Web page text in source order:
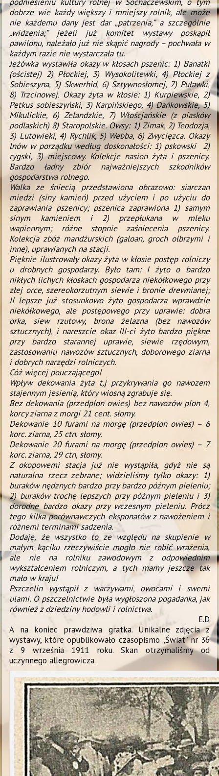
dobrze wie każdy większy i mniejszy rolnik, ale może
nie każdemu dany jest dar „patrzenia,”a szczególnie
„widzenia;” jeżeli już komitet wystawy poskąpił
pawilonu, należało już nie skąpić nagrody – pochwała w
każdym razie nie wystarczała tu.
Jeżówka wystawiła okazy w kłosach pszenic: 1) Banatki
(ościstej) 2) Pło­ckiej, 3) Wysokolitewki, 4) Płockiej z
Sobieszyna, 5) Skwerhid, 6) Sztywnosło­mej, 7) Puławki,
8) Trzcinowej. Okazy żyta w kłosie: 1) Kurpiewskie, 2)
Petkus sobieszyński, 3) Karpińskiego, 4) Dańkowskie, 5)
Mikulickie, 6) Zelandzkie, 7) Włoścjańskie (z piasków
podlaskich) 8) Staropolskie. Owsy: 1) Zimak, 2) Teodozja,
3) Lutowieki, 4) Rychlik, 5) Webba, 6) Zwycięzca. Okazy
lnów w porząd­ku według doskonałości: 1) pskowski 2)
rygski, 3) miejscowy. Kolekcje nasion żyta i pszenicy.
Bardzo ładny zbiór najważniejszych szkodników
gospodarstwa rolnego.
Walka ze śniecią przedstawiona obrazowo: siarczan
miedzi (siny kamień) przed użyciem i po użyciu do
zaprawiania pszenicy; pszenica zaprawiona 1) samym
sinym kamieniem i 2) przepłukana w mleku
wapiennym; różne stopnie zaśniecenia pszenicy.
Kolekcja zbóż mandżurskich (galoan, groch olbrzymi i
inne), uprawianych na stacji.
Pięknie ilustrowały okazy żyta w kłosie postęp rolniczy
u drobnych gospodarzy. Było tam: I żyto o bardzo
nikłych lichych kłoskach gospodarza niekółkowego przy
złej orce, szereokorzutnym siewie i bronie drewnianej;
II lepsze już stosunkowo żyto gospodarza wprawdzie
niekółkowego, ale postępowego przy uprawie: dobra
orka, siew rzutowy, brona żelazna (bez nawozów
sztucznych), i nareszcie okaz III-ci żyto bardzo piękne
przy bardzo starannej uprawie, siewie rzędowym,
zastosowaniu nawozów sztucznych, doborowego ziarna
i dobrych narzędzi rolniczych.
Cóż więcej pouczającego!
Wpływ dekowania żyta t,j przykrywania go nawozem
stajennym jesienią, który wiosną zgrabuje się.
Bez dekowania (przedplon owies) bez nawozów plon 4,
korcy ziarna z morgi 21 cent. słomy.
Dekowanie 10 furami na morgę (przedplon owies) – 6
korc. ziarna, 25 ctn. słomy.
Dekowanie 20 furami na morgę (przedplon owies) – 7
korc. ziarna, 29 ctn, słomy.
Z okopowemi stacja już nie wystąpiła, gdyż nie są
naturalna rzecz zebrane; widzieliśmy tylko okazy: 1)
buraków nędznych bardzo przy bardzo późnym pieleniu;
2) buraków trochę lepszych przy późnym pieleniu i 3)
dorodne bardzo okazy przy wczesnym pieleniu. Prócz
tego kilka porównawczych eksponatów z nawożeniem i
różnemi terminami sadzenia.
Dodaję, że wszystko to ze względu na skupienie w
małym kąciku rzeczywiście mogło nie robić wrażenia,
ale nie na rolniku zawodowym z odpowiednim
wykształceniem rolniczym, a tych mamy jeszcze tak
mało w kraju!
Pszczelin wystąpił z warzywami, owocami i swemi
ulami. O pszczelnictwie była wygłoszona pogadanka, jak
również z dziedziny hodowli i rolnictwa.
E.D
A na koniec prawdziwa gratka. Unikalne zdjęcia z
wystawy, które opublikowało czasopismo „Świat” nr 36
z 9 września 1911 roku. Skan otrzymaliśmy od
uczynnego allegrowicza.